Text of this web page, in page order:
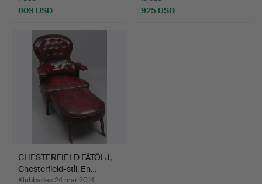
809 USD
föremål
925 USD
CHESTERFIELD FÅTÖLJ,
Chesterfield-stil, En…
Klubbades 24 mar 2014